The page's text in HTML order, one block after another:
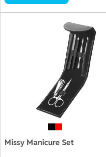
Missy Manicure Set